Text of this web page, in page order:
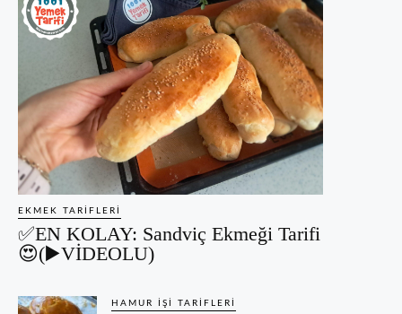
EKMEK TARIFLERI
✅EN KOLAY: Sandviç Ekmeği Tarifi
😍(▶️VİDEOLU)
HAMUR İŞI TARIFLERI